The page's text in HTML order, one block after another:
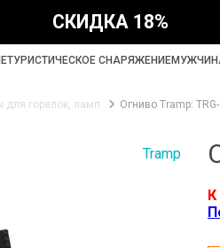
СКИДКА 18%
ТУРИСТИЧЕСКОЕ СНАРЯЖЕНИЕ
для горелок, ламп Огниво Tramp: TRG-
Tramp
К